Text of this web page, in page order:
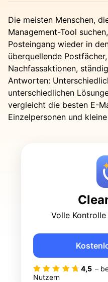
Die meisten Menschen,
Management-Tool
Posteingang wieder in
überquellende
Nachfassaktionen,
Antworten:
unterschiedlichen
vergleicht die besten E-
Einzelpersonen und kleine
Volle
4,5 –
Nutzern